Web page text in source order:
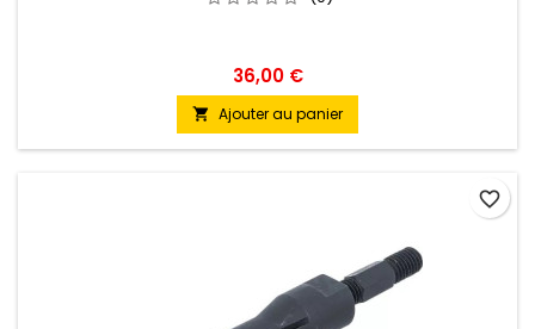
36,00 €
 Ajouter au panier
favorite_border